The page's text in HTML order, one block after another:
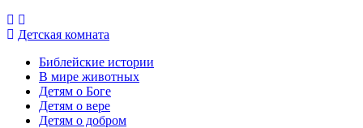
Детская комната
Библейские истории
В мире животных
Детям о Боге
Детям о вере
Детям о добром